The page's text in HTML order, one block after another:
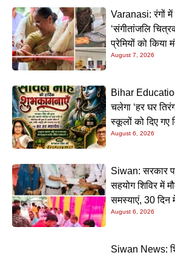
Varanasi: रंगों में
‘संगीतांजलि
प्रेमियों को किया
August 7, 2026
Bihar
चलेगा ‘हर घर
स्कूलों को दिए गए
August 6, 2026
Siwan: सरकार
सहयोग शिविर में
समस्याएं, 30 दिन
August 6, 2026
Siwan News: